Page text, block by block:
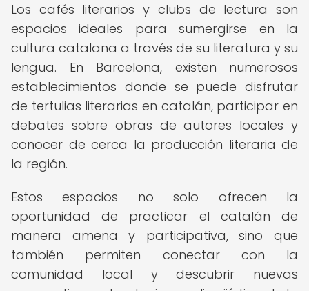
Los cafés literarios y clubs de lectura son
espacios ideales para sumergirse en la
cultura catalana a través de su literatura y su
lengua. En Barcelona, existen numerosos
establecimientos donde se puede disfrutar
de tertulias literarias en catalán, participar en
debates sobre obras de autores locales y
conocer de cerca la producción literaria de
la región.
Estos espacios no solo ofrecen la
oportunidad de practicar el catalán de
manera amena y participativa, sino que
también permiten conectar con la
comunidad local y descubrir nuevas